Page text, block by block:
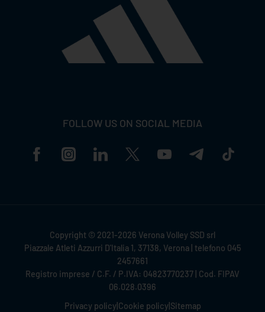
FOLLOW US ON SOCIAL MEDIA
Copyright © 2021-2026 Verona Volley SSD srl
Piazzale Atleti Azzurri D'Italia 1, 37138, Verona | telefono 045
2457661
Registro imprese / C.F. / P.IVA: 04823770237 | Cod. FIPAV
06.028.0396
Privacy policy Cookie policy Sitemap